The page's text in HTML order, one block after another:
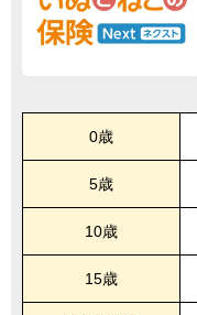
0歳
5歳
10歳
15歳